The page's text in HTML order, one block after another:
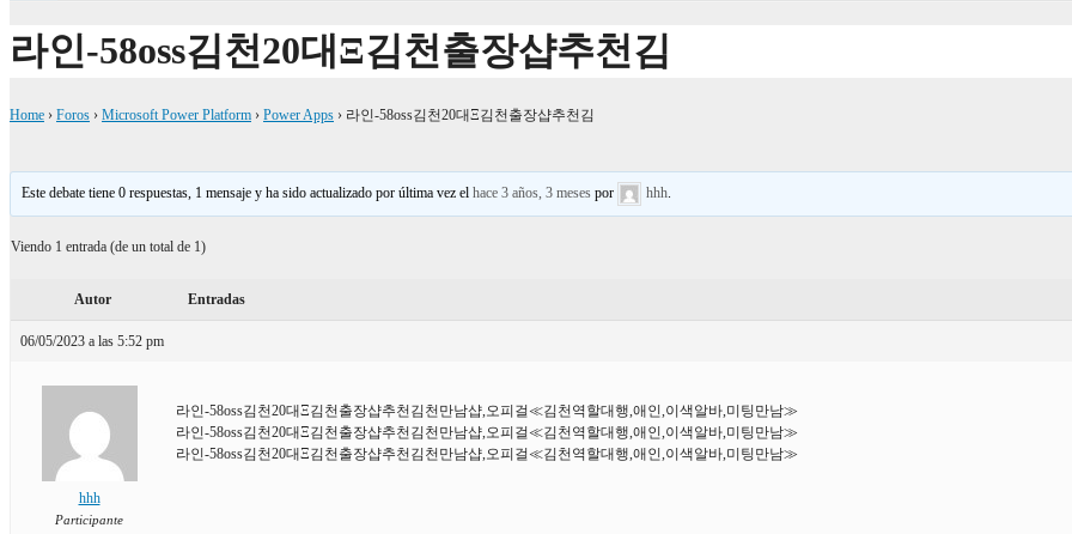
라인-58oss김천20대Ξ김천출장샵추천김
Home › Foros › Microsoft Power Platform › Power Apps › 라인-58oss김천20대Ξ김천출장샵추천김
Este debate tiene 0 respuestas, 1 mensaje y ha sido actualizado por última vez elhace 3 años, 3 meses por hhh
Viendo 1 entrada (de un total de 1)
Autor Entradas
06/05/2023 a las 5:52 pm
hhh
Participante
라인-58oss김천20대Ξ김천출장샵추천김천만남샵,오피걸≪김천역할대행,애인,이색알바,미팅만남≫
라인-58oss김천20대Ξ김천출장샵추천김천만남샵,오피걸≪김천역할대행,애인,이색알바,미팅만남≫
라인-58oss김천20대Ξ김천출장샵추천김천만남샵,오피걸≪김천역할대행,애인,이색알바,미팅만남≫